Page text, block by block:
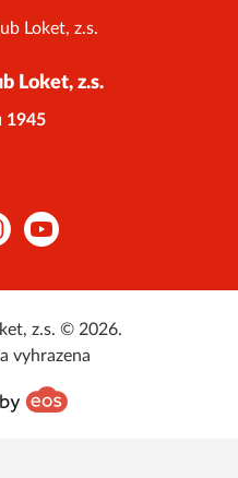
Loket, z.s.
1945
YouTube
z.s. © 2026.
vyhrazena